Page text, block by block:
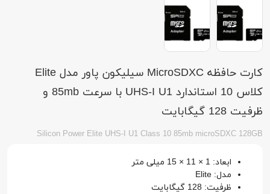
کارت حافظه MicroSDXC سیلیکون پاور مدل Elite
کلاس 10 استاندارد UHS-I U1 با سرعت 85mb و
ظرفیت 128 گیگابایت
Silicon Power Elite UHS-I U1 Class 10 85mb microSDXC 128GB
ابعاد: 1 × 11 × 15 میلی متر
مدل: Elite
ظرفیت: 128 گیگابایت